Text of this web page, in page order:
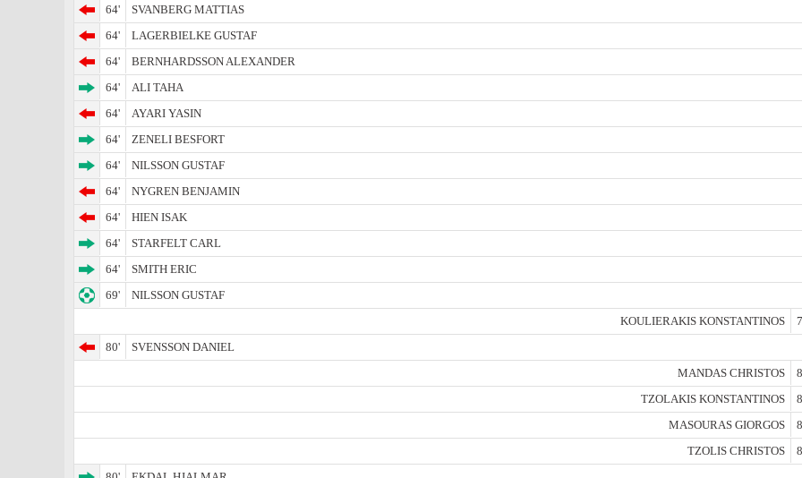
64'
SVANBERG MATTIAS
64'
LAGERBIELKE GUSTAF
64'
BERNHARDSSON ALEXANDER
64'
ALI TAHA
64'
AYARI YASIN
64'
ZENELI BESFORT
64'
NILSSON GUSTAF
64'
NYGREN BENJAMIN
64'
HIEN ISAK
64'
STARFELT CARL
64'
SMITH ERIC
69'
NILSSON GUSTAF
KOULIERAKIS KONSTANTINOS
80'
SVENSSON DANIEL
MANDAS CHRISTOS
TZOLAKIS KONSTANTINOS
MASOURAS GIORGOS
TZOLIS CHRISTOS